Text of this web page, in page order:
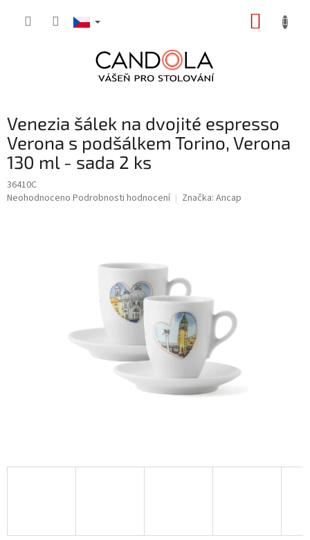
Venezia šálek na dvojité espresso
Verona s podšálkem Torino, Verona
130 ml - sada 2 ks
36410C
Průměrné
Neohodnoceno Podrobnosti hodnocení Značka: Ancap